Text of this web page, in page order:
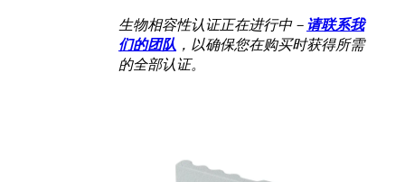
生物相容性认证正在进行中－ 请联系我
们的团队 ，以确保您在购买时获得所需
的全部认证。